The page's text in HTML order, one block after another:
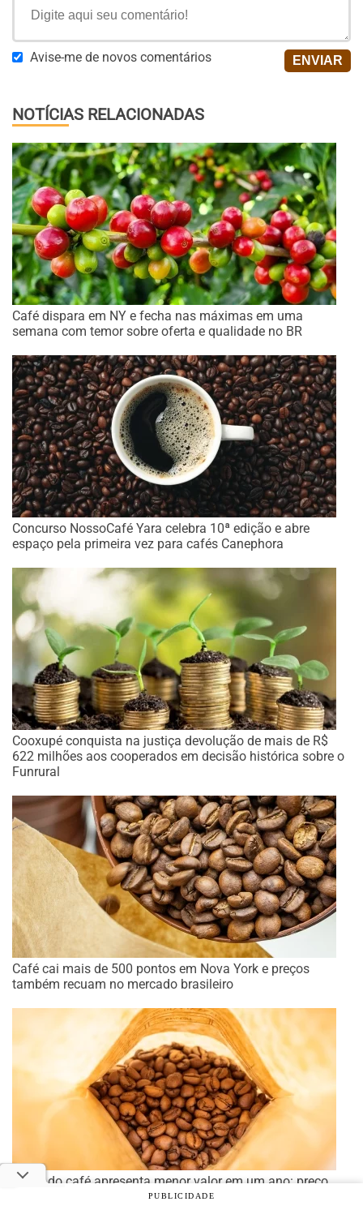
Avise-me de novos comentários
NOTÍCIAS RELACIONADAS
Café dispara em NY e fecha nas máximas em uma
semana com temor sobre oferta e qualidade no BR
Concurso NossoCafé Yara celebra 10ª edição e abre
espaço pela primeira vez para cafés Canephora
Cooxupé conquista na justiça devolução de mais de R$
622 milhões aos cooperados em decisão histórica sobre o
Funrural
Café cai mais de 500 pontos em Nova York e preços
também recuam no mercado brasileiro
Preço do café apresenta menor valor em um ano: preço
médio diminuiu 21,2% em relação ao ano passado
PUBLICIDADE